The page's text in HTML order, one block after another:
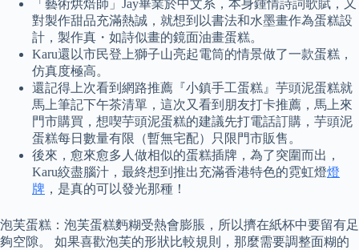
「藝術烘焙師」Jay畢業於中文系，本身鍾情詩詞歌賦，又
對製作甜品充滿熱誠，就想到以書法和水墨畫作為蛋糕設
計，製作真・如詩似畫的鏡面油畫蛋糕。
Karu還以市民登上獅子山亮起電筒的情景做了一款蛋糕，
仿真度極高。
還記得上次看到網路推薦『小鎮手工蛋糕』芋頭泥蛋糕就
馬上筆記下午茶清單，這次又看到朋友打卡推薦，馬上來
門市購買，想喫芋頭泥蛋糕的建議先打電話訂購，芋頭泥
蛋糕每日數量有限（暫無宅配）只限門市販售。
後來，愈來愈多人做相似的蛋糕插牌，為了突圍而出，
Karu絞盡腦汁，最終想到推出充滿香港特色的霓虹燈燈
牌 ，是真的可以發光那種！
泡芙蛋糕：泡芙蛋糕麪糊受熱會膨脹，所以擠在紙杯中要留有足
夠空隙。 如果喜歡泡芙的形狀比較規則，那麼需要調整面糊的